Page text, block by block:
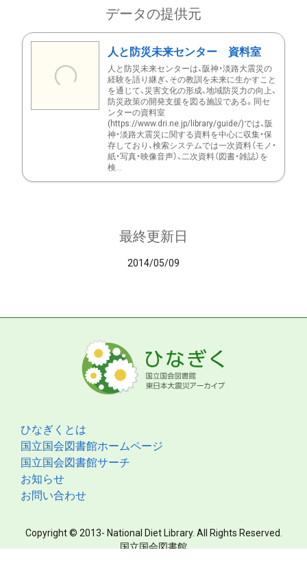
データの提供元
人と防災未来センター 資料室
人と防災未来センターは、阪神・淡路大震災の
経験を語り継ぎ、その教訓を未来に生かすこと
を通じて、災害文化の形成、地域防災力の向上、
防災政策の開発支援を図る施設である。同セ
ンターの資料室
(https://www.dri.ne.jp/library/guide/)では、阪
神・淡路大震災に関する資料を中心に収集・保
存しており、検索システムでは一次資料（モノ・
紙・写真・映像音声）、二次資料（図書・雑誌）を
検...
最終更新日
2014/05/09
ひなぎくとは
国立国会図書館ホームページ
国立国会図書館サーチ
お知らせ
お問い合わせ
Copyright © 2013- National Diet Library. All Rights Reserved.